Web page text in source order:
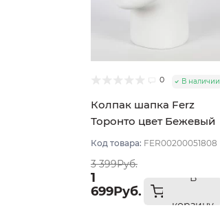
0 В наличии
Колпак шапка Ferz
Торонто цвет Бежевый
светлый
Код товара: FER00200051808
3 399Руб.
1
699Руб.
В
корзину